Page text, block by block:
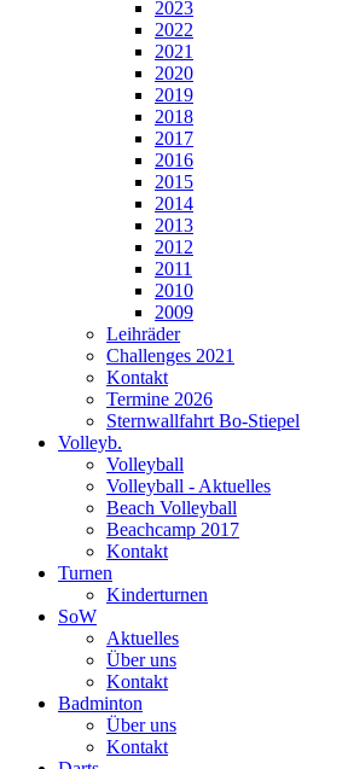
2023
2022
2021
2020
2019
2018
2017
2016
2015
2014
2013
2012
2011
2010
2009
Leihräder
Challenges 2021
Kontakt
Termine 2026
Sternwallfahrt Bo-Stiepel
Volleyb.
Volleyball
Volleyball - Aktuelles
Beach Volleyball
Beachcamp 2017
Kontakt
Turnen
Kinderturnen
SoW
Aktuelles
Über uns
Kontakt
Badminton
Über uns
Kontakt